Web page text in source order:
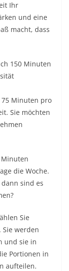
Ihr
und eine
macht, dass
150 Minuten
Minuten pro
Sie möchten
Minuten
die Woche.
sind es
Sie
Sie werden
und sie in
Portionen in
aufteilen.